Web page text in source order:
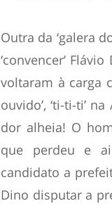
Outra da ‘galera
‘convencer’
voltaram à carga
ouvido’, ‘ti-ti-ti’
dor alheia! O
que perdeu e
candidato a
Dino disputar a